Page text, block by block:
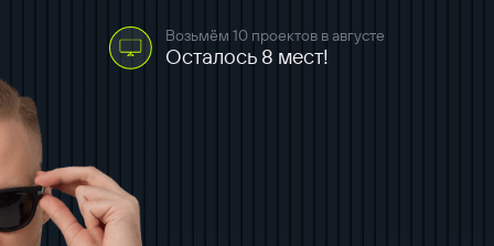
Возьмём 10 проектов в августе
Осталось 8 мест!